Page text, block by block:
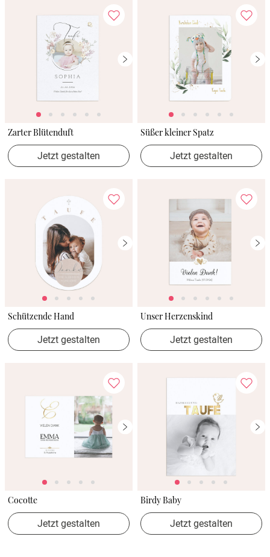
Zarter Blütenduft
Jetzt gestalten
Süßer kleiner Spatz
Jetzt gestalten
Schützende Hand
Jetzt gestalten
Unser Herzenskind
Jetzt gestalten
Cocotte
Jetzt gestalten
Birdy Baby
Jetzt gestalten